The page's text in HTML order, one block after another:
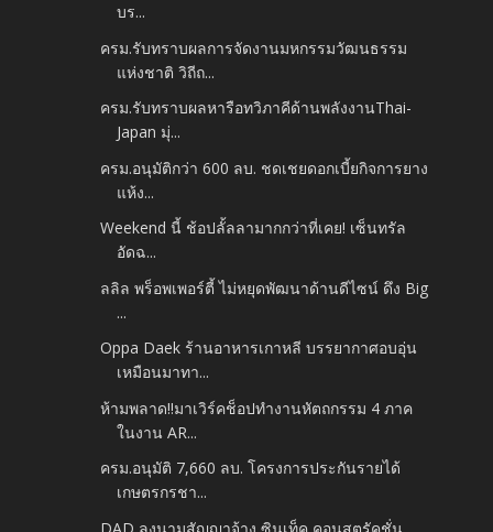
บร...
ครม.รับทราบผลการจัดงานมหกรรมวัฒนธรรม
แห่งชาติ วิถีถ...
ครม.รับทราบผลหารือทวิภาคีด้านพลังงานThai-
Japan มุ่...
ครม.อนุมัติกว่า 600 ลบ. ชดเชยดอกเบี้ยกิจการยาง
แห้ง...
Weekend นี้ ช้อปลั้ลลามากกว่าที่เคย! เซ็นทรัล
อัดฉ...
ลลิล พร็อพเพอร์ตี้ ไม่หยุดพัฒนาด้านดีไซน์ ดึง Big
...
Oppa Daek ร้านอาหารเกาหลี บรรยากาศอบอุ่น
เหมือนมาทา...
ห้ามพลาด!!มาเวิร์คช็อปทำงานหัตถกรรม 4 ภาค
ในงาน AR...
ครม.อนุมัติ 7,660 ลบ. โครงการประกันรายได้
เกษตรกรชา...
DAD ลงนามสัญญาจ้าง ซินเท็ค คอนสตรัคชั่น